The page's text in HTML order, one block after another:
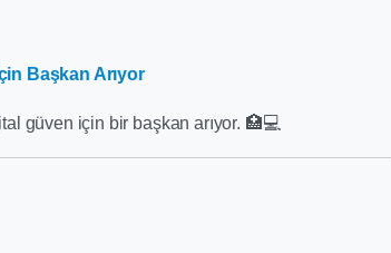
Başkan Arıyor
güven için bir başkan arıyor. 🏥💻